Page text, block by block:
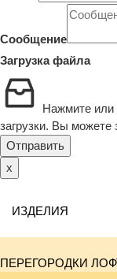
Сообщение
Загрузка файла
Нажмите или
загрузки. Вы можете
Отправить
x
ИЗДЕЛИЯ
ПЕРЕГОРОДКИ